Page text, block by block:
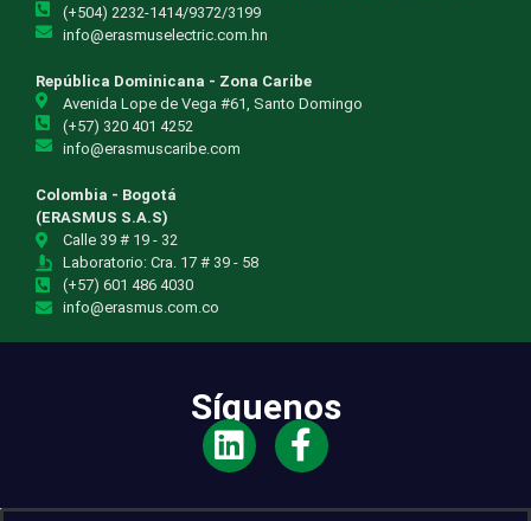
(+504) 2232-1414/9372/3199
info@erasmuselectric.com.hn
República Dominicana - Zona Caribe
Avenida Lope de Vega #61, Santo Domingo
(+57) 320 401 4252
info@erasmuscaribe.com
Colombia - Bogotá
(ERASMUS S.A.S)
Calle 39 # 19 - 32
Laboratorio: Cra. 17 # 39 - 58
(+57) 601 486 4030
info@erasmus.com.co
Síguenos